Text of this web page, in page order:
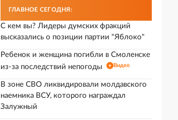
ГЛАВНОЕ СЕГОДНЯ:
С кем вы? Лидеры думских фракций
высказались о позиции партии "Яблоко"
Ребенок и женщина погибли в Смоленске
из-за последствий непогоды
Видео
В зоне СВО ликвидировали молдавского
наемника ВСУ, которого награждал
Залужный